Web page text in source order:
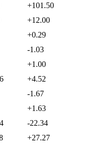
+101.50
+12.00
+0.29
-1.03
+1.00
+4.52
-1.67
+1.63
-22.34
+27.27